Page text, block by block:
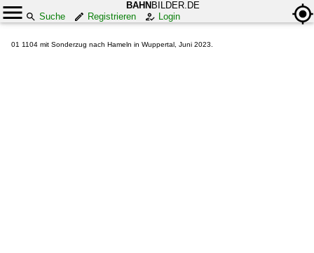
BAHN BILDER.DE
Suche
Registrieren Login
01 1104 mit Sonderzug nach Hameln in Wuppertal, Juni 2023.